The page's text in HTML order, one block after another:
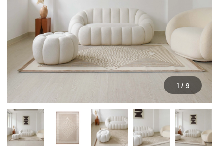
1 / 9